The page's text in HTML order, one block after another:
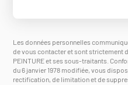
Les données personnelles
de vous contacter et sont strictement
PEINTURE et ses sous-traitants.
du 6 janvier 1978 modifiée, vous
rectification, de limitation et de